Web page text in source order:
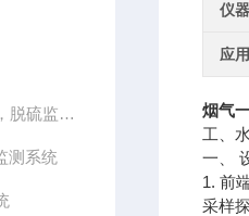
砖厂烟气监测，砖厂排放，脱硫监测，CEMS系统
测系统
仪
应
烟气
工、
一、
1. 前
采样